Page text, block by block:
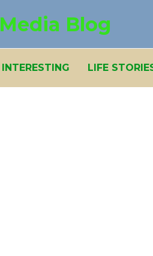
Media Blog
INTERESTING LIFE